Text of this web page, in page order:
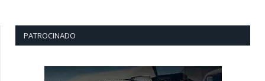
PATROCINADO